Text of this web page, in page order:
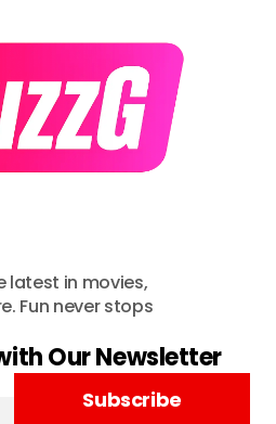
latest in movies,
Fun never stops
Our Newsletter
Subscribe